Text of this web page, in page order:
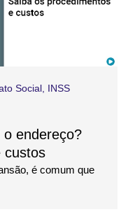
Social, INSS
endereço?
custos
é comum que